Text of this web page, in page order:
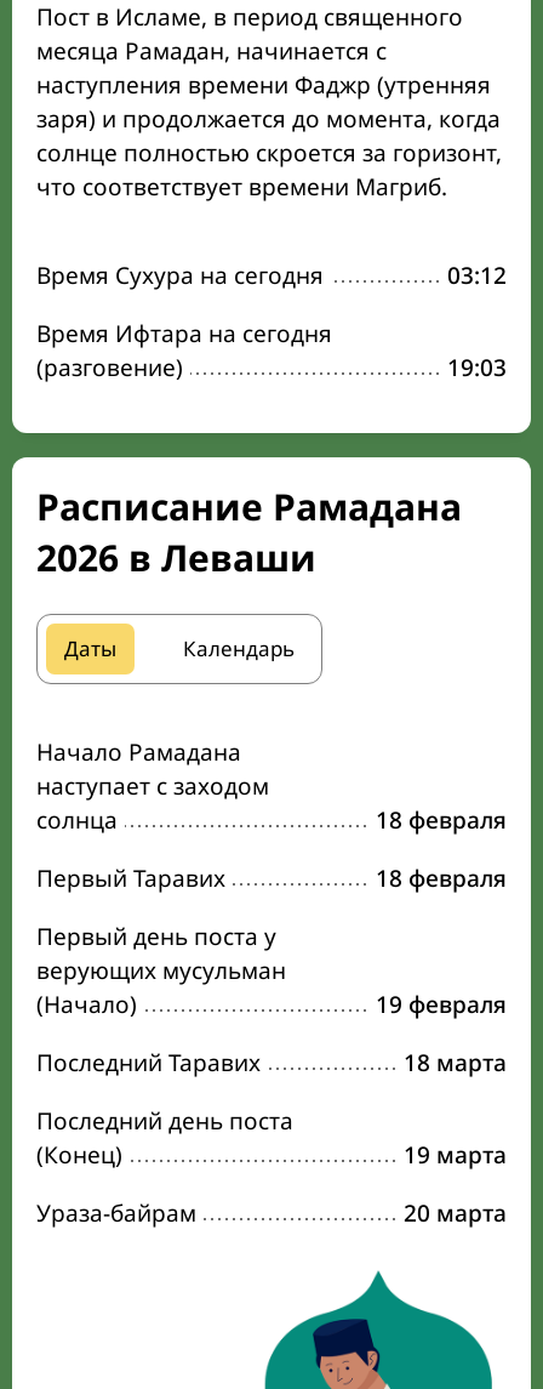
Пост в Исламе, в период священного
месяца Рамадан, начинается с
наступления времени Фаджр (утренняя
заря) и продолжается до момента, когда
солнце полностью скроется за горизонт,
что соответствует времени Магриб.
Время Сухура на сегодня
03:12
Время Ифтара на сегодня
(разговение)
19:03
Расписание Рамадана
2026 в Леваши
Даты Календарь
Начало Рамадана
наступает с заходом
солнца
18 февраля
Первый Таравих
18 февраля
Первый день поста у
верующих мусульман
(Начало)
19 февраля
Последний Таравих
18 марта
Последний день поста
(Конец)
19 марта
Ураза-байрам
20 марта